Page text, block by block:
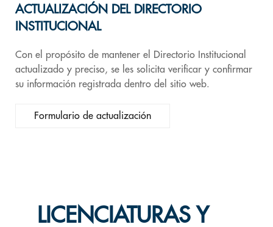
ACTUALIZACIÓN DEL DIRECTORIO
INSTITUCIONAL
Con el propósito de mantener el Directorio Institucional
actualizado y preciso, se les solicita verificar y confirmar
su información registrada dentro del sitio web.
Formulario de actualización
LICENCIATURAS Y